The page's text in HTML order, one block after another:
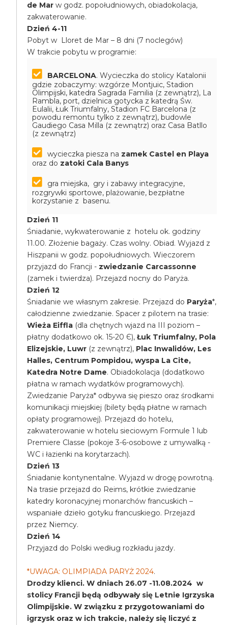
de Mar w godz. popołudniowych, obiadokolacja,
zakwaterowanie.
Dzień 4-11
Pobyt w Lloret de Mar – 8 dni (7 noclegów)
W trakcie pobytu w programie:
BARCELONA. Wycieczka do stolicy Katalonii
gdzie zobaczymy: wzgórze Montjuic, Stadion
Olimpijski, katedra Sagrada Familia (z zewnątrz), La
Rambla, port, dzielnica gotycka z katedrą Św.
Eulalii, Łuk Triumfalny, Stadion FC Barcelona (z
powodu remontu tylko z zewnątrz), budowle
Gaudiego Casa Milla (z zewnątrz) oraz Casa Batllo
(z zewnątrz)
wycieczka piesza na zamek Castel en Playa
oraz do zatoki Cala Banys
gra miejska, gry i zabawy integracyjne,
rozgrywki sportowe, plażowanie, bezpłatne
korzystanie z basenu.
Dzień 11
Śniadanie, wykwaterowanie z hotelu ok. godziny
11.00. Złożenie bagaży. Czas wolny. Obiad. Wyjazd z
Hiszpanii w godz. popołudniowych. Wieczorem
przyjazd do Francji - zwiedzanie Carcassonne
(zamek i twierdza). Przejazd nocny do Paryża.
Dzień 12
Śniadanie we własnym zakresie. Przejazd do Paryża*,
całodzienne zwiedzanie. Spacer z pilotem na trasie:
Wieża Eiffla (dla chętnych wjazd na III poziom –
płatny dodatkowo ok. 15-20 Є),Łuk Triumfalny, Pola
Elizejskie, Luwr (z zewnątrz), Plac Inwalidów, Les
Halles, Centrum Pompidou, wyspa La Cite,
Katedra Notre Dame. Obiadokolacja (dodatkowo
płatna w ramach wydatków programowych).
Zwiedzanie Paryża* odbywa się pieszo oraz środkami
komunikacji miejskiej (bilety będą płatne w ramach
opłaty programowej). Przejazd do hotelu,
zakwaterowanie w hotelu sieciowym Formule 1 lub
Premiere Classe (pokoje 3-6-osobowe z umywalką -
WC i łazienki na korytarzach).
Dzień 13
Śniadanie kontynentalne. Wyjazd w drogę powrotną.
Na trasie przejazd do Reims, krótkie zwiedzanie
katedry koronacyjnej monarchów francuskich –
wspaniałe dzieło gotyku francuskiego. Przejazd
przez Niemcy.
Dzień 14
Przyjazd do Polski według rozkładu jazdy.
*UWAGA: OLIMPIADA PARYŻ 2024.
Drodzy klienci. W dniach 26.07 -11.08.2024 w
stolicy Francji będą odbywały się Letnie Igrzyska
Olimpijskie. W związku z przygotowaniami do
igrzysk oraz w ich trakcie, należy się liczyć z